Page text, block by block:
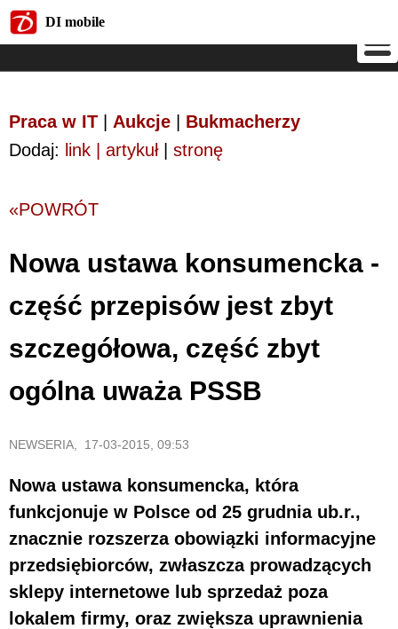
DI mobile
Praca w IT Aukcje
Bukmacherzy
Dodaj: link | artykuł| stronę
«POWRÓT
Nowa ustawa konsumencka -
część przepisów jest zbyt
szczegółowa, część zbyt
ogólna uważa PSSB
NEWSERIA, 17-03-2015, 09:53
Nowa ustawa konsumencka, która
funkcjonuje w Polsce od 25 grudnia ub.r.,
znacznie rozszerza obowiązki informacyjne
przedsiębiorców, zwłaszcza prowadzących
sklepy internetowe lub sprzedaż poza
lokalem firmy, oraz zwiększa uprawnienia
DI mobile